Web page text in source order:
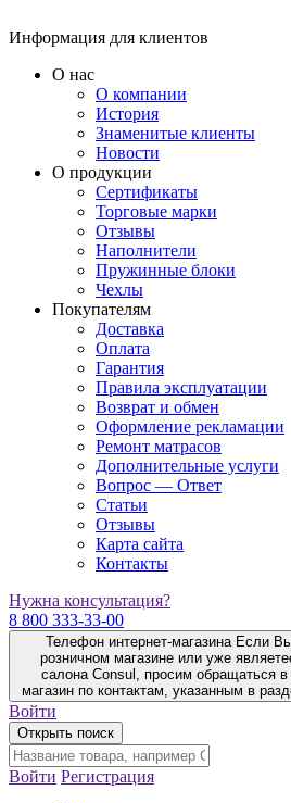
Информация для клиентов
О нас
О компании
История
Знаменитые клиенты
Новости
О продукции
Сертификаты
Торговые марки
Отзывы
Наполнители
Пружинные блоки
Чехлы
Покупателям
Доставка
Оплата
Гарантия
Правила эксплуатации
Возврат и обмен
Оформление рекламации
Ремонт матрасов
Дополнительные услуги
Вопрос — Ответ
Статьи
Отзывы
Карта сайта
Контакты
Нужна консультация?
8 800 333-33-00
Телефон интернет-магазина Если
розничном магазине или уже
салона Consul, просим обращаться
магазин по контактам, указанным в
Войти
Открыть поиск
Войти Регистрация